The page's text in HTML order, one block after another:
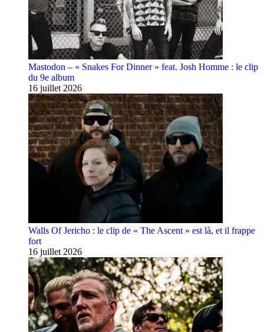
Mastodon – « Snakes For Dinner » feat. Josh Homme : le clip
du 9e album
16 juillet 2026
Walls Of Jericho : le clip de « The Ascent » est là, et il frappe
fort
16 juillet 2026